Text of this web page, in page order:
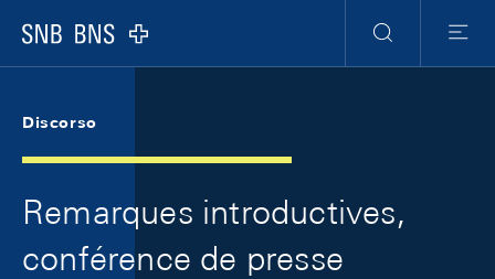
Logo
Ricerca
Menu
Discorso
Remarques introductives,
conférence de presse